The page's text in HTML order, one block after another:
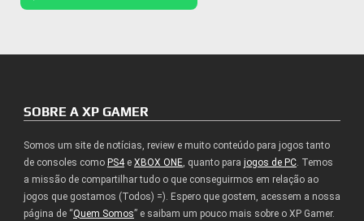
SOBRE A XP GAMER
Somos um site de notícias, review e muito conteúdo para jogos tanto
de consoles como PS4e XBOX ONE, quanto para jogos de PC. Temos
a missão de compartilhar tudo o que conseguirmos em relação ao
jogos que gostamos (Todos) =). Espero que gostem, acessem a nossa
página de “Quem Somos” e saibam um pouco mais sobre o XP Gamer.